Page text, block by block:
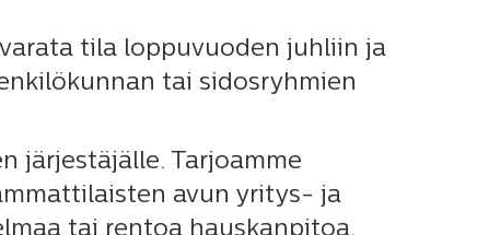
tila loppuvuoden juhliin ja
tai sidosryhmien
järjestäjälle. Tarjoamme
avun yritys- ja